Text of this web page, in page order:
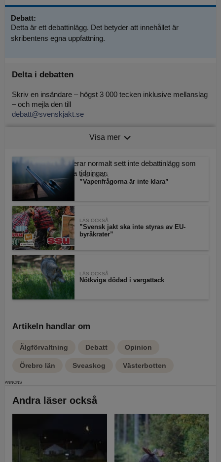
Debatt:
Detta är ett debattinlägg. Det betyder att innehållet är
skribentens egna uppfattning.
Delta i debatten
Skriv en insändare – högst 3 000 tecken inklusive mellanslag
– och mejla den till
debatt@svenskjakt.se
Tänk på att uppge namn och adress, oavsett hur du signerar
Svensk Jakt publicerar normalt sett inte debattinlägg som
publicerats av andra tidningar.
Visa mer
LÄS OCKSÅ
”Vapenfrågorna är inte klara”
LÄS OCKSÅ
”Svensk jakt ska inte styras av EU-
byråkrater”
LÄS OCKSÅ
Nötkviga dödad i vargattack
Artikeln handlar om
Älgförvaltning Debatt Opinion
Örebro län Sveaskog Västerbotten
Andra läser också